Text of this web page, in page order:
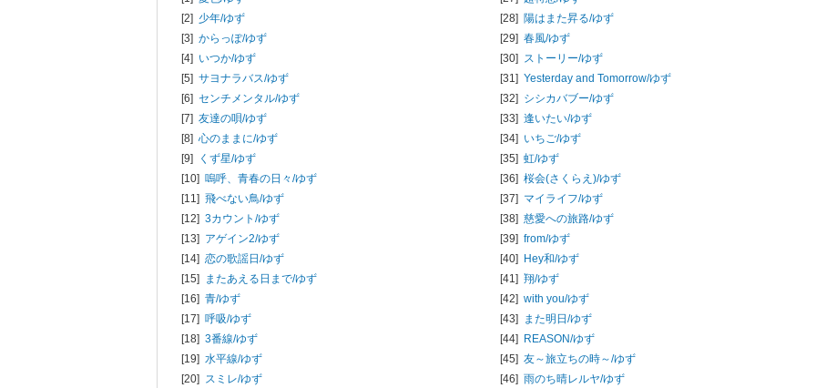
[2] 少年/ゆず
[3] からっぽ/ゆず
[4] いつか/ゆず
[5] サヨナラバス/ゆず
[6] センチメンタル/ゆず
[7] 友達の唄/ゆず
[8] 心のままに/ゆず
[9]
くず星/ゆず
[10] 嗚呼、青春の日々/ゆず
[11] 飛べない鳥/ゆず
[12] 3カウント/ゆず
[13] アゲイン2/ゆず
[14] 恋の歌謡日/ゆず
[15] またあえる日まで/ゆず
[16] 青/ゆず
[17] 呼吸/ゆず
[18] 3番線/ゆず
[19] 水平線/ゆず
[20] スミレ/ゆず
[28] 陽はまた昇る/ゆず
[29] 春風/ゆず
[30] ストーリー/ゆず
[31] Yesterday and Tomorrow/ゆず
[32] シシカバブー/ゆず
[33] 逢いたい/ゆず
[34] いちご/ゆず
[35] 虹/ゆず
[36] 桜会(さくらえ)/ゆず
[37] マイライフ/ゆず
[38] 慈愛への旅路/ゆず
[39] from/ゆず
[40] Hey和/ゆず
[41] 翔/ゆず
[42] with you/ゆず
[43] また明日/ゆず
[44] REASON/ゆず
[45] 友～旅立ちの時～/ゆず
[46] 雨のち晴レルヤ/ゆず